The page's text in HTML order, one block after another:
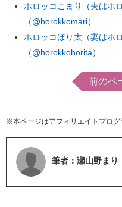
ちょっと気になるネットの話
ホロッコこまり（夫はホ
（@horokkomari）
ホロッコほり太（妻はホ
（@horokkohorita）
前のペ
※本ページはアフィリエイトプロ
筆者：瀬山野まり